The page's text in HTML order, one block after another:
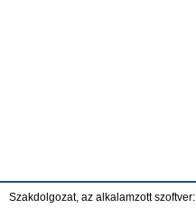
Szakdolgozat, az alkalamzott szoftver: